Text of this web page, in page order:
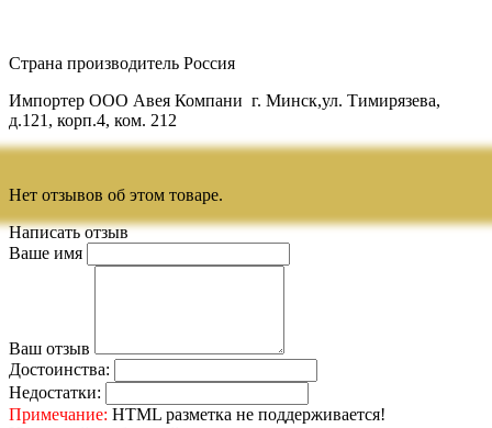
Страна производитель Россия
Импортер ООО Авея Компани г. Минск,ул. Тимирязева,
д.121, корп.4, ком. 212
Нет отзывов об этом товаре.
Написать отзыв
Ваше имя
Ваш отзыв
Достоинства:
Недостатки:
Примечание: HTML разметка не поддерживается!